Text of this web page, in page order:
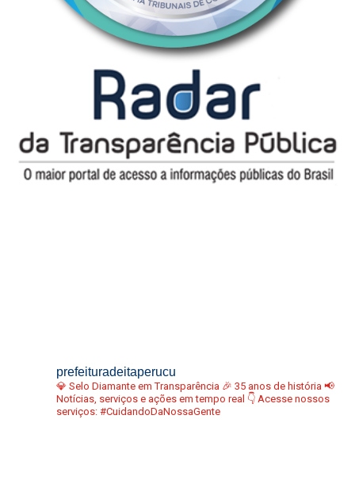
prefeituradeitaperucu
💎 Selo Diamante em Transparência 🎉 35 anos de história 📢
Notícias, serviços e ações em tempo real 👇 Acesse nossos
serviços: #CuidandoDaNossaGente